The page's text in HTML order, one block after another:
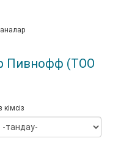
Пивнофф (ТОО
кімсіз